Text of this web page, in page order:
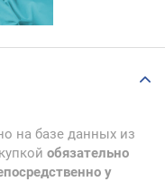
на базе данных из
обязательно
у